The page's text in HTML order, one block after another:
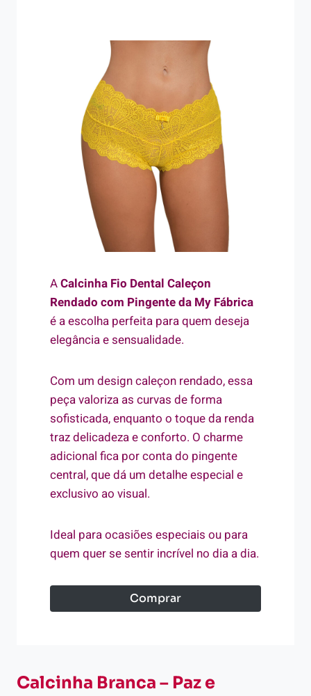
ACalcinha Fio Dental Caleçon
Rendado com Pingente da My Fábrica
é a escolha perfeita para quem deseja
elegância e sensualidade.
Com um design caleçon rendado, essa
peça valoriza as curvas de forma
sofisticada, enquanto o toque da renda
traz delicadeza e conforto. O charme
adicional fica por conta do pingente
central, que dá um detalhe especial e
exclusivo ao visual.
Ideal para ocasiões especiais ou para
quem quer se sentir incrível no dia a dia.
Comprar
Calcinha Branca – Paz e